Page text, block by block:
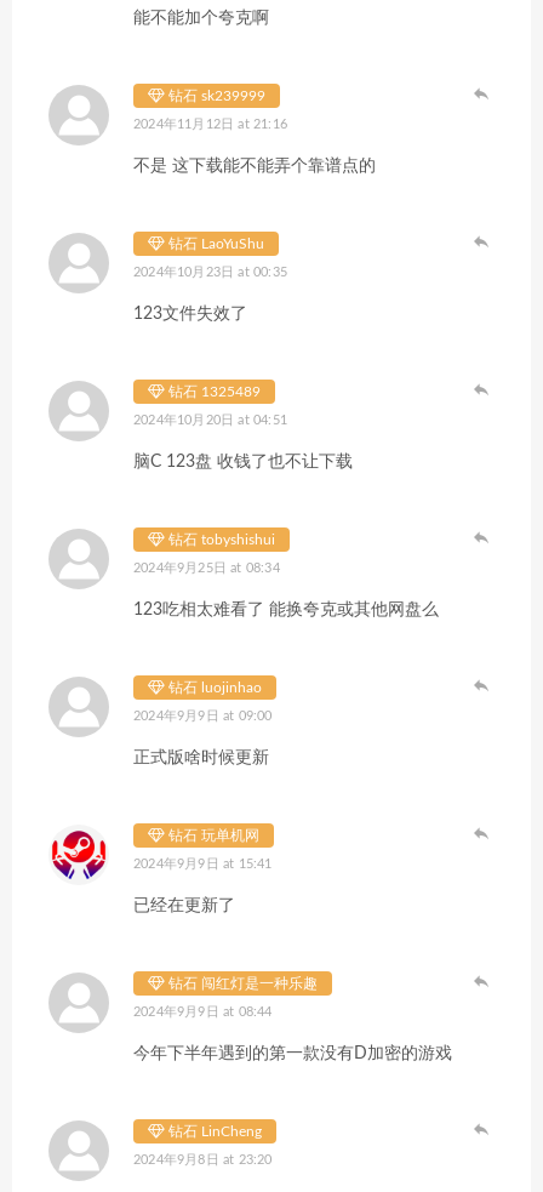
能不能加个夸克啊
钻石 sk239999
2024年11月12日 at 21:16
不是 这下载能不能弄个靠谱点的
钻石 LaoYuShu
2024年10月23日 at 00:35
123文件失效了
钻石 1325489
2024年10月20日 at 04:51
脑C 123盘 收钱了也不让下载
钻石 tobyshishui
2024年9月25日 at 08:34
123吃相太难看了 能换夸克或其他网盘么
钻石 luojinhao
2024年9月9日 at 09:00
正式版啥时候更新
钻石 玩单机网
2024年9月9日 at 15:41
已经在更新了
钻石 闯红灯是一种乐趣
2024年9月9日 at 08:44
今年下半年遇到的第一款没有D加密的游戏
钻石 LinCheng
2024年9月8日 at 23:20